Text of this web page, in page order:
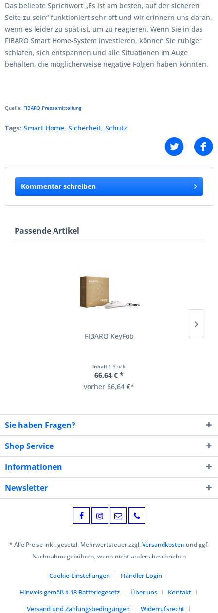
Das beliebte Sprichwort „Es ist am besten, auf der sicheren
Seite zu sein“ funktioniert sehr oft und wir erinnern uns daran,
wenn es leider zu spät ist, um zu reagieren. Wenn Sie in das
FIBARO Smart Home-System investieren, können Sie ruhiger
schlafen, sich entspannen und alle Situationen im Auge
behalten, die möglicherweise negative Folgen haben könnten.
Quelle: FIBARO Pressemitteilung
Tags: Smart Home, Sicherheit, Schutz
Kommentar schreiben
Passende Artikel
FIBARO KeyFob
Inhalt 1 Stück
66,64 € *
vorher 66,64 €*
Sie haben Fragen?
Shop Service
Informationen
Newsletter
* Alle Preise inkl. gesetzl. Mehrwertsteuer zzgl.Versandkosten und ggf.
Nachnahmegebühren, wenn nicht anders beschrieben
Cookie-Einstellungen
Händler-Login
Hinweis gemäß § 18 Batteriegesetz
Über uns
Kontakt
Versand und Zahlungsbedingungen
Widerrufsrecht